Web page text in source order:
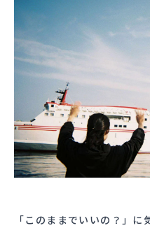
「このままでいいの？」